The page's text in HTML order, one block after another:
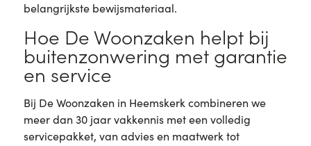
belangrijkste bewijsmateriaal.
Hoe De Woonzaken helpt bij
buitenzonwering met garantie
en service
Bij De Woonzaken in Heemskerk combineren we
meer dan 30 jaar vakkennis met een volledig
servicepakket, van advies en maatwerk tot